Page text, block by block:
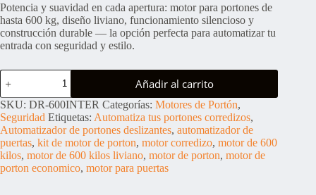
original
era:
$418.00.
actual
es:
$366.00.
Potencia y suavidad en cada apertura: motor para portones de
hasta 600 kg, diseño liviano, funcionamiento silencioso y
construcción durable — la opción perfecta para automatizar tu
entrada con seguridad y estilo.
Motor
de
portón
de
600
Kilos
Liviano
cantidad
Añadir al carrito
SKU: DR-600INTER Categorías: Motores de Portón,
Seguridad Etiquetas: Automatiza tus portones corredizos,
Automatizador de portones deslizantes, automatizador de
puertas, kit de motor de porton, motor corredizo, motor de 600
kilos, motor de 600 kilos liviano, motor de porton, motor de
porton economico, motor para puertas